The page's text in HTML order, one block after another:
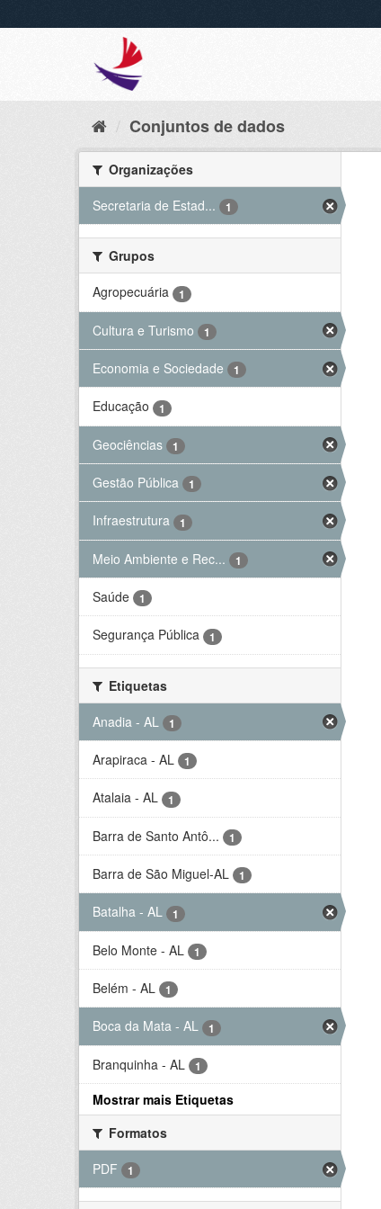
Conjuntos de dados
Organizações
Secretaria de Estad...
1
Grupos
Agropecuária
1
Cultura e Turismo 1
Economia e Sociedade 1
Educação 1
Geociências 1
Gestão Pública 1
Infraestrutura 1
Meio Ambiente e Rec... 1
Saúde 1
Segurança Pública 1
Etiquetas
Anadia - AL
1
Arapiraca - AL 1
Atalaia - AL 1
Barra de Santo Antô... 1
Barra de São Miguel-AL 1
Batalha - AL 1
Belo Monte - AL 1
Belém - AL 1
Boca da Mata - AL 1
Branquinha - AL 1
Mostrar mais Etiquetas
Formatos
PDF
1